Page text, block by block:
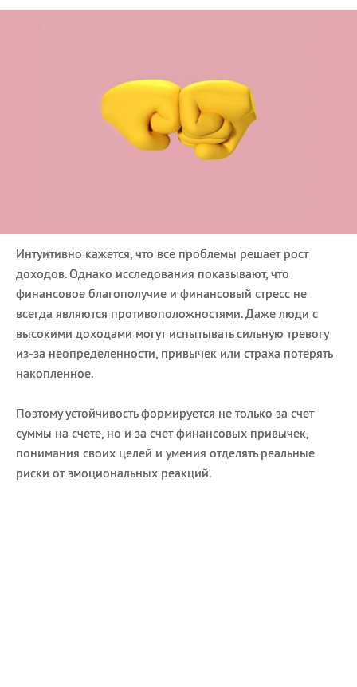
Интуитивно кажется, что все проблемы решает рост
доходов. Однако исследования показывают, что
финансовое благополучие и финансовый стресс не
всегда являются противоположностями. Даже люди с
высокими доходами могут испытывать сильную тревогу
из-за неопределенности, привычек или страха потерять
накопленное.
Поэтому устойчивость формируется не только за счет
суммы на счете, но и за счет финансовых привычек,
понимания своих целей и умения отделять реальные
риски от эмоциональных реакций.